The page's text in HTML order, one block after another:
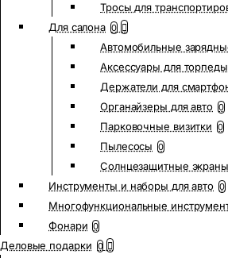
Тросы для
Для салона 0
Автомобильные
Аксессуары для
Держатели для
Органайзеры для авто 0
Парковочные визитки 0
Пылесосы 0
Солнцезащитные экраны
Инструменты и наборы для авто 0
Многофункциональные
Фонари 0
Деловые подарки 0